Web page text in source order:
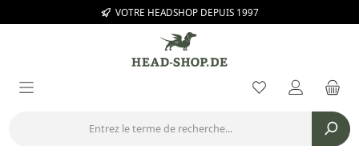
Passer au contenu principalVOTRE HEADSHOP DEPUIS 1997
Vous avez 0